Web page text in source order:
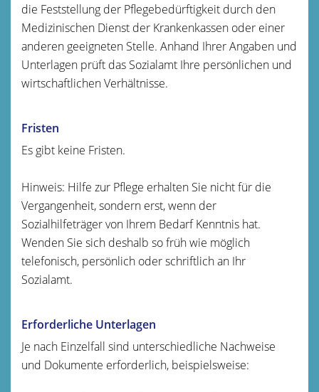
die Feststellung der Pflegebedürftigkeit durch den
Medizinischen Dienst der Krankenkassen oder einer
anderen geeigneten Stelle. Anhand Ihrer Angaben und
Unterlagen prüft das Sozialamt Ihre persönlichen und
wirtschaftlichen Verhältnisse.
Fristen
Es gibt keine Fristen.
Hinweis: Hilfe zur Pflege erhalten Sie nicht für die
Vergangenheit, sondern erst, wenn der
Sozialhilfeträger von Ihrem Bedarf Kenntnis hat.
Wenden Sie sich deshalb so früh wie möglich
telefonisch, persönlich oder schriftlich an Ihr
Sozialamt.
Erforderliche Unterlagen
Je nach Einzelfall sind unterschiedliche Nachweise
und Dokumente erforderlich, beispielsweise: